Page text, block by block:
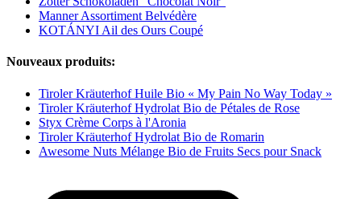
Manner Assortiment Belvédère
KOTÁNYI Ail des Ours Coupé
Nouveaux produits:
Tiroler Kräuterhof Huile Bio « My Pain No Way Today »
Tiroler Kräuterhof Hydrolat Bio de Pétales de Rose
Styx Crème Corps à l'Aronia
Tiroler Kräuterhof Hydrolat Bio de Romarin
Awesome Nuts Mélange Bio de Fruits Secs pour Snack